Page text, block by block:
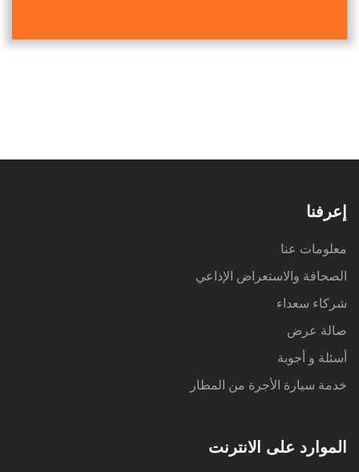
إعرفنا
معلومات عنا
الصحافة والاستعراض الإذاعي
شركاء سعداء
صالة عرض
أسئلة و أجوبة
خدمة سيارة الأجرة من المطار
الموارد على الانترنت